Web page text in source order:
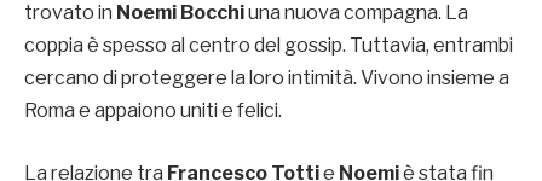
trovato in Noemi Bocchiuna nuova compagna. La
coppia è spesso al centro del gossip. Tuttavia, entrambi
cercano di proteggere la loro intimità. Vivono insieme a
Roma e appaiono uniti e felici.
La relazione tra Francesco Tottie Noemiè stata fin